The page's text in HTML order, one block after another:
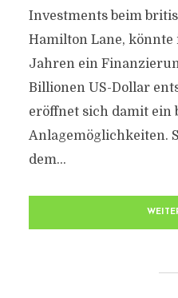
Investments beim
Hamilton Lane,
Jahren ein
Billionen US-Dollar
eröffnet sich damit ein
Anlagemöglichkeiten.
dem...